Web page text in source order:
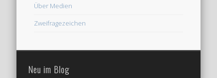
Über Medien
Zweifragezeichen
Neu im Blog